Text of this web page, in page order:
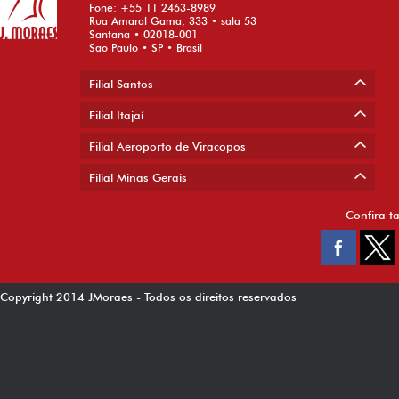
Fone: +55 11 2463-8989
Rua Amaral Gama, 333 • sala 53
Santana • 02018-001
São Paulo • SP • Brasil
Filial Santos
Filial Itajaí
Filial Aeroporto de Viracopos
Filial Minas Gerais
Confira
Copyright 2014 JMoraes - Todos os direitos reservados